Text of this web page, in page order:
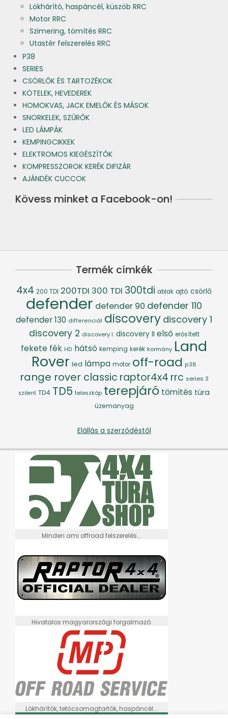
Lökhárító, haspáncél, küszöb RRC
Motor RRC
Szimering, tömítés RRC
Utastér felszerelés RRC
P38
SERIES
CSÖRLŐK ÉS TARTOZÉKOK
KÖTELEK, HEVEDEREK
HOMOKVAS, JACK EMELŐK ÉS MÁSOK
SNORKELEK, SZŰRŐK
LED LÁMPÁK
KEMPINGCIKKEK
ELEKTROMOS KIEGÉSZÍTŐK
KOMPRESSZOROK KERÉK DIFIZÁR
AJÁNDÉK CUCCOK
Kövess minket a Facebook-on!
Termék címkék
4x4 200 TDI 200TDI 300 TDI 300tdi ablak ajtó csörlő
defender defender 90 defender 110
defender 130 differenciál discovery discovery 1
discovery 2 discovery I. discovery II első erősített
fekete fék HD hátsó kemping kerék kormány Land
Rover led lámpa motor off-road p38
range rover classic raptor4x4 rrc series 3
szilent TD4 TD5 teleszkóp terepjáró tömítés túra
üzemanyag
Elállás a szerződéstől
Minden ami offroad felszerelés...
Hivatalos magyarországi forgalmazó.
Lökhárítók, tetőcsomagtartók, haspáncél...